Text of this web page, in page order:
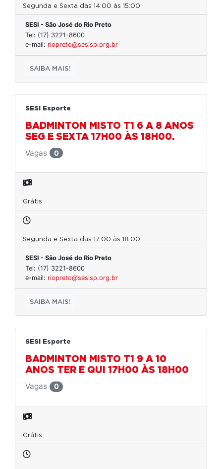
Segunda e Sexta das 14:00 às 15:00
SESI - São José do Rio Preto
Tel: (17) 3221-8600
e-mail: riopreto@sesisp.org.br
SAIBA MAIS!
SESI Esporte
BADMINTON MISTO T1 6 A 8 ANOS
SEG E SEXTA 17H00 ÀS 18H00.
Vagas
0
Grátis
Segunda e Sexta das 17:00 às 18:00
SESI - São José do Rio Preto
Tel: (17) 3221-8600
e-mail: riopreto@sesisp.org.br
SAIBA MAIS!
SESI Esporte
BADMINTON MISTO T1 9 A 10
ANOS TER E QUI 17H00 ÀS 18H00
Vagas
0
Grátis